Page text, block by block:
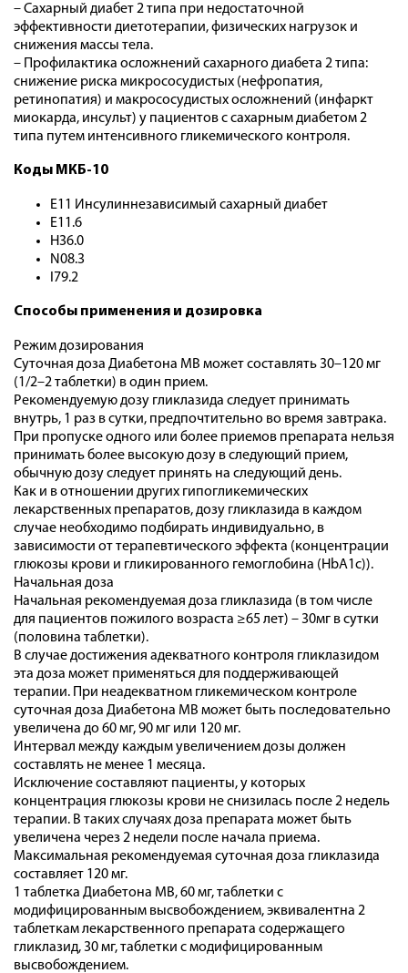
– Сахарный диабет 2 типа при недостаточной
эффективности диетотерапии, физических нагрузок и
снижения массы тела.
– Профилактика осложнений сахарного диабета 2 типа:
снижение риска микрососудистых (нефропатия,
ретинопатия) и макрососудистых осложнений (инфаркт
миокарда, инсульт) у пациентов с сахарным диабетом 2
типа путем интенсивного гликемического контроля.
Коды МКБ-10
E11 Инсулиннезависимый сахарный диабет
E11.6
H36.0
N08.3
I79.2
Способы применения и дозировка
Режим дозирования
Суточная доза Диабетона МВ может составлять 30–120 мг
(1/2–2 таблетки) в один прием.
Рекомендуемую дозу гликлазида следует принимать
внутрь, 1 раз в сутки, предпочтительно во время завтрака.
При пропуске одного или более приемов препарата нельзя
принимать более высокую дозу в следующий прием,
обычную дозу следует принять на следующий день.
Как и в отношении других гипогликемических
лекарственных препаратов, дозу гликлазида в каждом
случае необходимо подбирать индивидуально, в
зависимости от терапевтического эффекта (концентрации
глюкозы крови и гликированного гемоглобина (HbA1с)).
Начальная доза
Начальная рекомендуемая доза гликлазида (в том числе
для пациентов пожилого возраста ≥65 лет) – 30мг в сутки
(половина таблетки).
В случае достижения адекватного контроля гликлазидом
эта доза может применяться для поддерживающей
терапии. При неадекватном гликемическом контроле
суточная доза Диабетона МВ может быть последовательно
увеличена до 60 мг, 90 мг или 120 мг.
Интервал между каждым увеличением дозы должен
составлять не менее 1 месяца.
Исключение составляют пациенты, у которых
концентрация глюкозы крови не снизилась после 2 недель
терапии. В таких случаях доза препарата может быть
увеличена через 2 недели после начала приема.
Максимальная рекомендуемая суточная доза гликлазида
составляет 120 мг.
1 таблетка Диабетона МВ, 60 мг, таблетки с
модифицированным высвобождением, эквивалентна 2
таблеткам лекарственного препарата содержащего
гликлазид, 30 мг, таблетки с модифицированным
высвобождением.